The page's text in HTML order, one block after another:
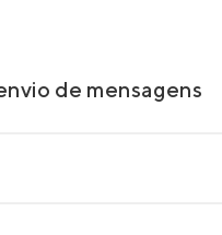
de mensagens